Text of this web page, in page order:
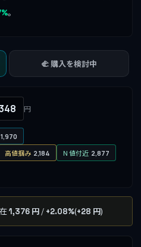
。
🫲 購入を検討中
円
1,970
高値掴み 2,184 N 値付近 2,877
1,376 円 / +2.08%(+28 円)